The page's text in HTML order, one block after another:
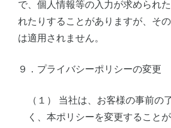
で、個人情報等の入力が求められ
れたりすることがありますが、そ
は適用されません。
９．プライバシーポリシーの変更
（１） 当社は、お客様の事前の
く、本ポリシーを変更すること